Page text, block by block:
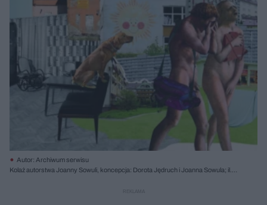
Autor: Archiwum serwisu
Kolaż autorstwa Joanny Sowuli, koncepcja: Dorota Jędruch i Joanna Sowula; il.